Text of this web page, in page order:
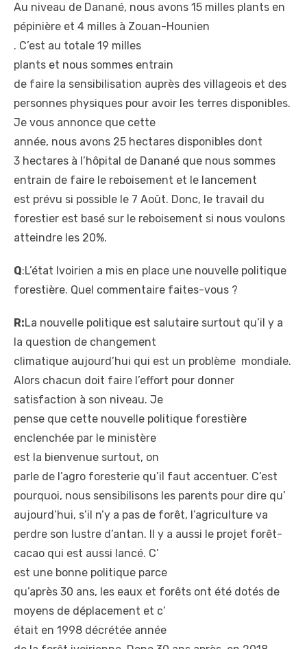
Au niveau de Danané, nous avons 15 milles plants en
pépinière et 4 milles à Zouan-Hounien
. C’est au totale 19 milles
plants et nous sommes entrain
de faire la sensibilisation auprès des villageois et des
personnes physiques pour avoir les terres disponibles.
Je vous annonce que cette
année, nous avons 25 hectares disponibles dont
3 hectares à l’hôpital de Danané que nous sommes
entrain de faire le reboisement et le lancement
est prévu si possible le 7 Août. Donc, le travail du
forestier est basé sur le reboisement si nous voulons
atteindre les 20%.
Q:L’état Ivoirien a mis en place une nouvelle politique
forestière. Quel commentaire faites-vous ?
R:La nouvelle politique est salutaire surtout qu’il y a
la question de changement
climatique aujourd’hui qui est un problème mondiale.
Alors chacun doit faire l’effort pour donner
satisfaction à son niveau. Je
pense que cette nouvelle politique forestière
enclenchée par le ministère
est la bienvenue surtout, on
parle de l’agro foresterie qu’il faut accentuer. C’est
pourquoi, nous sensibilisons les parents pour dire qu’
aujourd’hui, s’il n’y a pas de forêt, l’agriculture va
perdre son lustre d’antan. Il y a aussi le projet forêt-
cacao qui est aussi lancé. C’
est une bonne politique parce
qu’après 30 ans, les eaux et forêts ont été dotés de
moyens de déplacement et c’
était en 1998 décrétée année